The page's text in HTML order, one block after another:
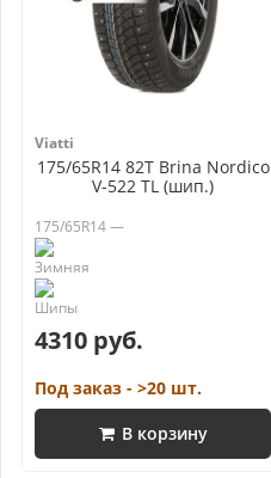
Viatti
175/65R14 82T Brina Nordico
V-522 TL (шип.)
175/65R14 —
4310 руб.
Под заказ - >20 шт.
В корзину